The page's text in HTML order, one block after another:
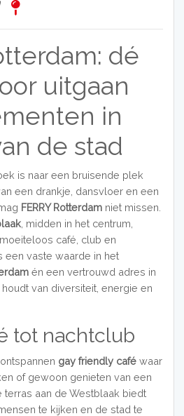
dé
uitgaan
in
de stad
is naar een bruisende plek
een drankje, dansvloer en een
FERRY Rotterdamniet missen.
, midden in het centrum,
café, club en
een vaste waarde in het
én een vertrouwd adres in
van diversiteit, energie en
tot nachtclub
gay friendly café waar
of gewoon genieten van een
terras aan de Westblaak biedt
te kijken en de stad te